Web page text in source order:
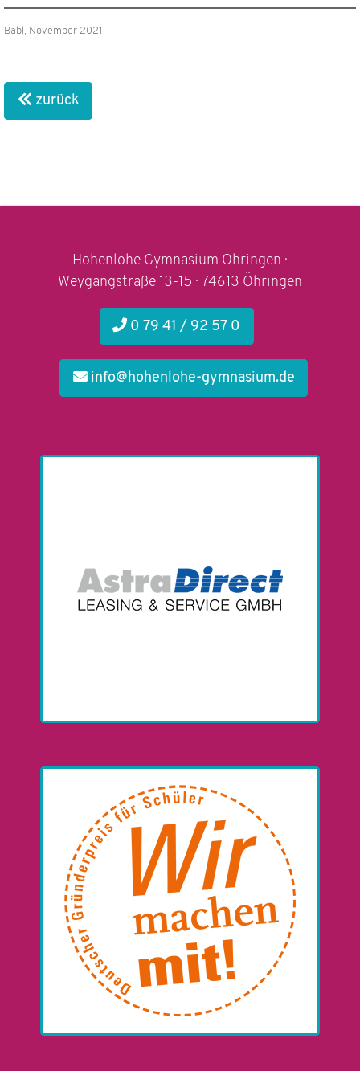
Babl, November 2021
zurück
Hohenlohe Gymnasium Öhringen ·
Weygangstraße 13-15 · 74613 Öhringen
0 79 41 / 92 57 0
info@hohenlohe-gymnasium.de